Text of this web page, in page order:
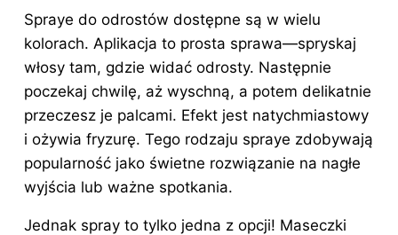
Spraye do odrostów dostępne są w wielu
kolorach. Aplikacja to prosta sprawa—spryskaj
włosy tam, gdzie widać odrosty. Następnie
poczekaj chwilę, aż wyschną, a potem delikatnie
przeczesz je palcami. Efekt jest natychmiastowy
i ożywia fryzurę. Tego rodzaju spraye zdobywają
popularność jako świetne rozwiązanie na nagłe
wyjścia lub ważne spotkania.
Jednak spray to tylko jedna z opcji! Maseczki